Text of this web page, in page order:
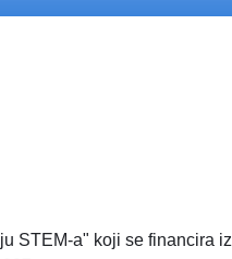
STEM-a" koji se financira iz